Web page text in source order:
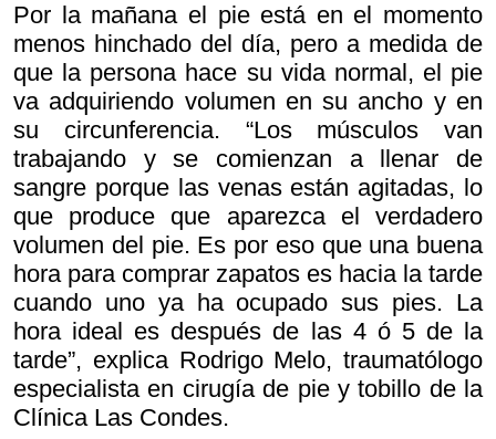
Por la mañana el pie está en el momento
menos hinchado del día, pero a medida de
que la persona hace su vida normal, el pie
va adquiriendo volumen en su ancho y en
su circunferencia. “Los músculos van
trabajando y se comienzan a llenar de
sangre porque las venas están agitadas, lo
que produce que aparezca el verdadero
volumen del pie. Es por eso que una buena
hora para comprar zapatos es hacia la tarde
cuando uno ya ha ocupado sus pies. La
hora ideal es después de las 4 ó 5 de la
tarde”, explica Rodrigo Melo, traumatólogo
especialista en cirugía de pie y tobillo de la
Clínica Las Condes.